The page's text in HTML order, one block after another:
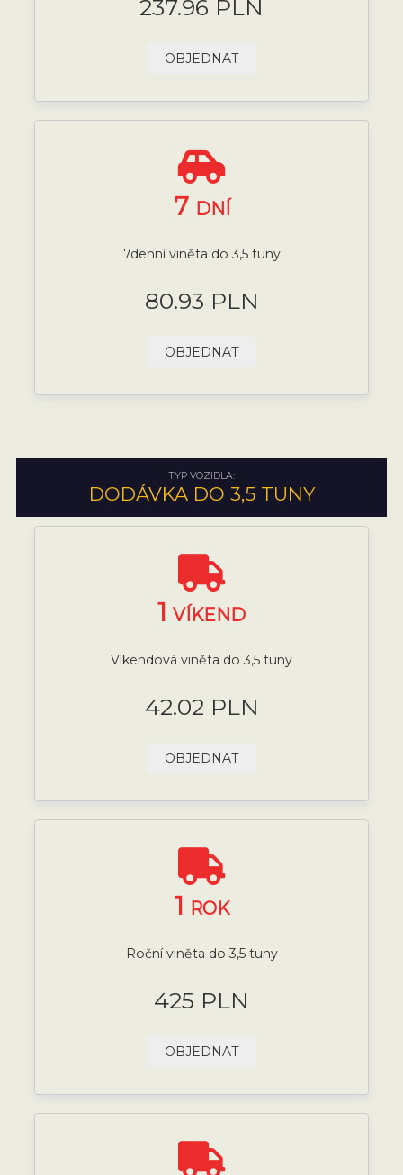
237.96 PLN
OBJEDNAT
7 DNÍ
7denní viněta do 3,5 tuny
80.93 PLN
OBJEDNAT
TYP VOZIDLA:
DODÁVKA DO 3,5 TUNY
1 VÍKEND
Víkendová viněta do 3,5 tuny
42.02 PLN
OBJEDNAT
1 ROK
Roční viněta do 3,5 tuny
425 PLN
OBJEDNAT